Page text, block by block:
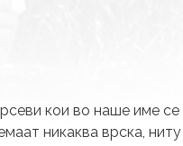
кои во наше име
никаква врска,